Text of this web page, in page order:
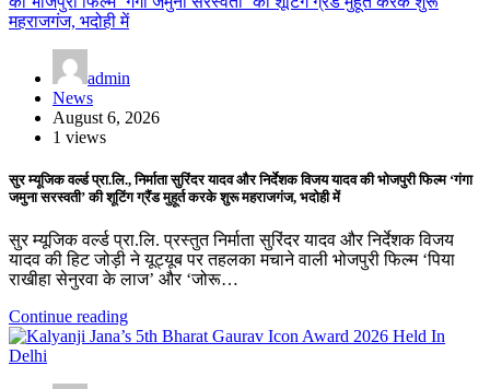
admin
News
August 6, 2026
1 views
सुर म्यूजिक वर्ल्ड प्रा.लि., निर्माता सुरिंदर यादव और निर्देशक विजय यादव की भोजपुरी फिल्म ‘गंगा
जमुना सरस्वती’ की शूटिंग ग्रैंड मुहूर्त करके शुरू महराजगंज, भदोही में
सुर म्यूजिक वर्ल्ड प्रा.लि. प्रस्तुत निर्माता सुरिंदर यादव और निर्देशक विजय
यादव की हिट जोड़ी ने यूट्यूब पर तहलका मचाने वाली भोजपुरी फिल्म ‘पिया
राखीहा सेनुरवा के लाज’ और ‘जोरू…
Continue reading